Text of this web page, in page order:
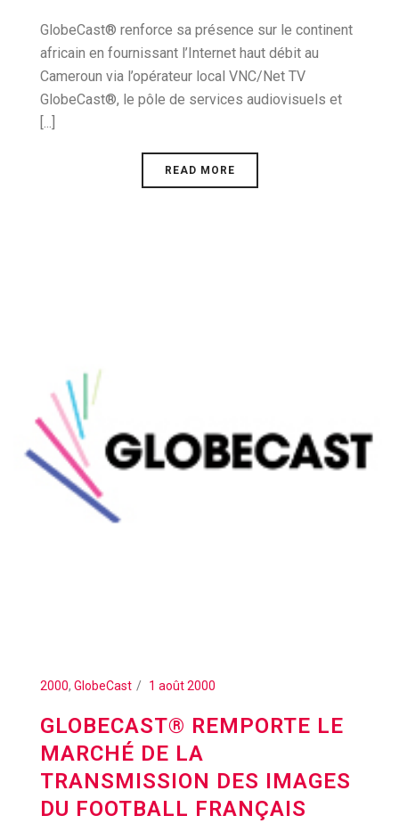
GlobeCast® renforce sa présence sur le continent
africain en fournissant l’Internet haut débit au
Cameroun via l’opérateur local VNC/Net TV
GlobeCast®, le pôle de services audiovisuels et
[...]
READ MORE
2000, GlobeCast 1 août 2000
GLOBECAST® REMPORTE LE
MARCHÉ DE LA
TRANSMISSION DES IMAGES
DU FOOTBALL FRANÇAIS